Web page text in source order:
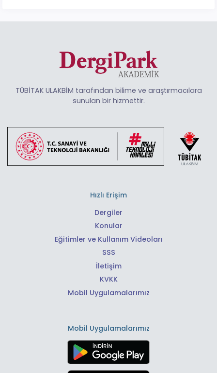
TÜBİTAK ULAKBİM tarafından bilime ve araştırmacılara
sunulan bir hizmettir.
Hızlı Erişim
Dergiler
Konular
Eğitimler ve Kullanım Videoları
SSS
İletişim
KVKK
Mobil Uygulamalarımız
Mobil Uygulamalarımız